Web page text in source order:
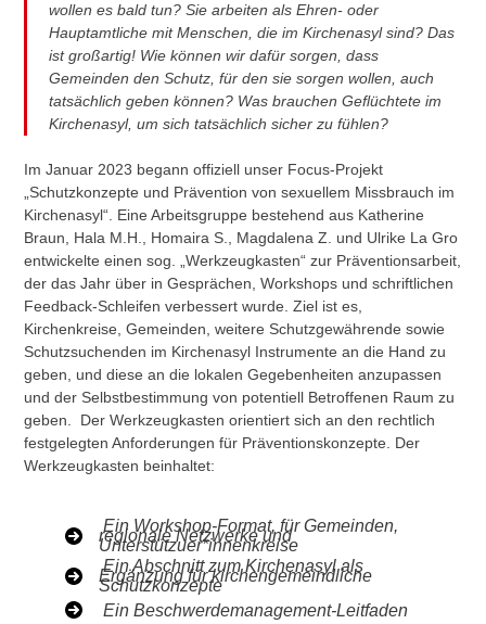
wollen es bald tun? Sie arbeiten als Ehren- oder
Hauptamtliche mit Menschen, die im Kirchenasyl sind? Das
ist großartig! Wie können wir dafür sorgen, dass
Gemeinden den Schutz, für den sie sorgen wollen, auch
tatsächlich geben können? Was brauchen Geflüchtete im
Kirchenasyl, um sich tatsächlich sicher zu fühlen?
Im Januar 2023 begann offiziell unser Focus-Projekt
„Schutzkonzepte und Prävention von sexuellem Missbrauch im
Kirchenasyl“. Eine Arbeitsgruppe bestehend aus Katherine
Braun, Hala M.H., Homaira S., Magdalena Z. und Ulrike La Gro
entwickelte einen sog. „Werkzeugkasten“ zur Präventionsarbeit,
der das Jahr über in Gesprächen, Workshops und schriftlichen
Feedback-Schleifen verbessert wurde. Ziel ist es,
Kirchenkreise, Gemeinden, weitere Schutzgewährende sowie
Schutzsuchenden im Kirchenasyl Instrumente an die Hand zu
geben, und diese an die lokalen Gegebenheiten anzupassen
und der Selbstbestimmung von potentiell Betroffenen Raum zu
geben. Der Werkzeugkasten orientiert sich an den rechtlich
festgelegten Anforderungen für Präventionskonzepte. Der
Werkzeugkasten beinhaltet:
Ein Workshop-Format, für Gemeinden,
regionale Netzwerke und
Unterstützuer*innenkreise
Ein Abschnitt zum Kirchenasyl als
Ergänzung für kirchengemeindliche
Schutzkonzepte
Ein Beschwerdemanagement-Leitfaden